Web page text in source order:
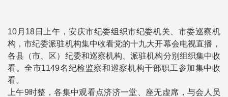
10月18日上午，安庆市纪委组织市纪委机关、市委巡察机
构，市纪委派驻机构集中收看党的十九大开幕会电视直播，
各县（市、区）纪委和巡察机构、派驻机构分别组织集中收
看。全市1149名纪检监察和巡察机构干部职工参加集中收
看。
上午9时整，各集中观看点济济一堂、座无虚席，与会人员